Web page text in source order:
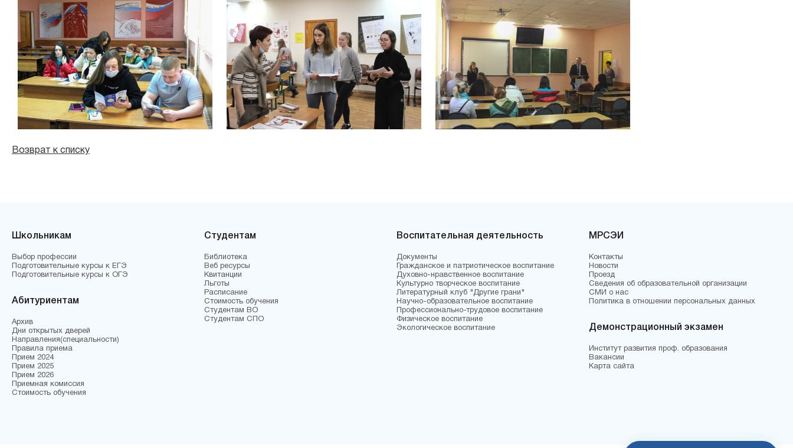
Возврат к списку
Школьникам
Выбор профессии
Подготовительные курсы к ЕГЭ
Подготовительные курсы к ОГЭ
Абитуриентам
Архив
Дни открытых дверей
Направления(специальности)
Правила приема
Прием 2024
Прием 2025
Прием 2026
Приемная комиссия
Стоимость обучения
Студентам
Библиотека
Веб ресурсы
Квитанции
Льготы
Расписание
Стоимость обучения
Студентам ВО
Студентам СПО
Воспитательная деятельность
Документы
Гражданское и патриотическое воспитание
Духовно-нравственное воспитание
Культурно творческое воспитание
Литературный клуб "Другие грани"
Научно-образовательное воспитание
Профессионально-трудовое воспитание
Физическое воспитание
Экологическое воспитание
МРСЭИ
Контакты
Новости
Проезд
Сведения об образовательной организации
СМИ о нас
Политика в отношении персональных данных
Демонстрационный экзамен
Институт развития проф. образования
Вакансии
Карта сайта